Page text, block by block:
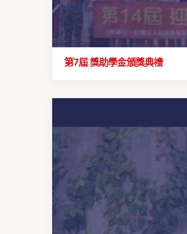
第7屆 獎助學金頒獎典禮